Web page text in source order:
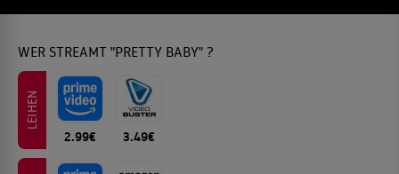
WER STREAMT "PRETTY BABY" ?
LEIHEN
2.99€ 3.49€